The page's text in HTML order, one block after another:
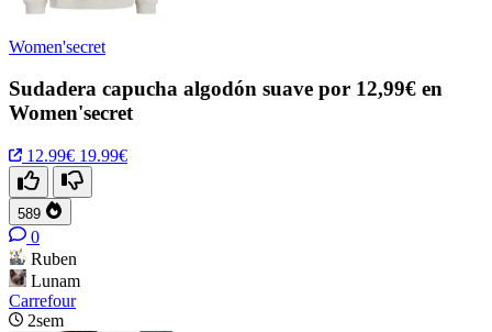
Women'secret
Sudadera capucha algodón suave por 12,99€ en
Women'secret
12.99€ 19.99€
589
0
Ruben
Lunam
Carrefour
2sem